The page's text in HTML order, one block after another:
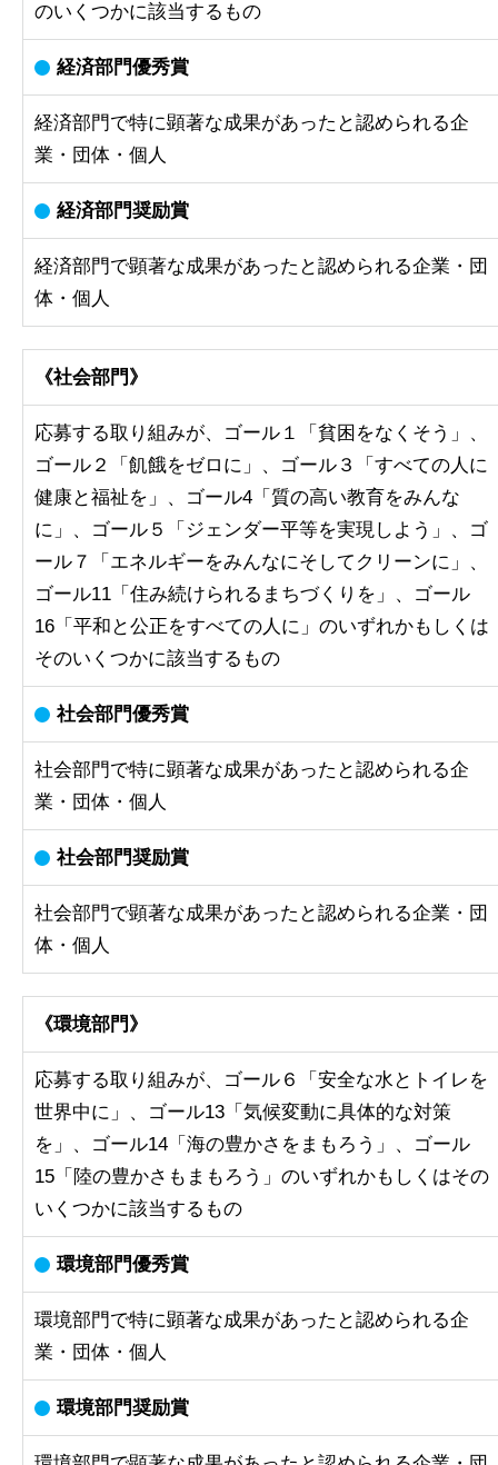
のいくつかに該当するもの
経済部門優秀賞
経済部門で特に顕著な成果があったと認められる企
業・団体・個人
経済部門奨励賞
経済部門で顕著な成果があったと認められる企業・団
体・個人
《社会部門》
応募する取り組みが、ゴール１「貧困をなくそう」、
ゴール２「飢餓をゼロに」、ゴール３「すべての人に
健康と福祉を」、ゴール4「質の高い教育をみんな
に」、ゴール５「ジェンダー平等を実現しよう」、ゴ
ール７「エネルギーをみんなにそしてクリーンに」、
ゴール11「住み続けられるまちづくりを」、ゴール
16「平和と公正をすべての人に」のいずれかもしくは
そのいくつかに該当するもの
社会部門優秀賞
社会部門で特に顕著な成果があったと認められる企
業・団体・個人
社会部門奨励賞
社会部門で顕著な成果があったと認められる企業・団
体・個人
《環境部門》
応募する取り組みが、ゴール６「安全な水とトイレを
世界中に」、ゴール13「気候変動に具体的な対策
を」、ゴール14「海の豊かさをまもろう」、ゴール
15「陸の豊かさもまもろう」のいずれかもしくはその
いくつかに該当するもの
環境部門優秀賞
環境部門で特に顕著な成果があったと認められる企
業・団体・個人
環境部門奨励賞